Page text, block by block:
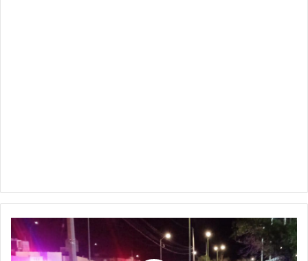
Asaltante
muere
en